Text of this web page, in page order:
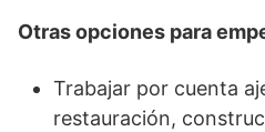
Otras opciones para
Trabajar por cuenta
restauración,